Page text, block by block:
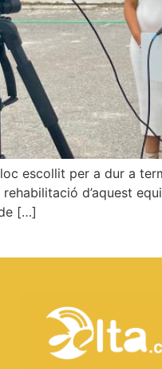
escollit per a dur a
d’aquest
[…]